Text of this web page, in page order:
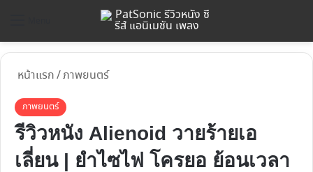
หน้าแรก/ภาพยนตร์
ภาพยนตร์
รีวิวหนัง Alienoid วายร้ายเอ
เลี่ยน | ยำไซไฟ โครยอ ย้อนเวลา